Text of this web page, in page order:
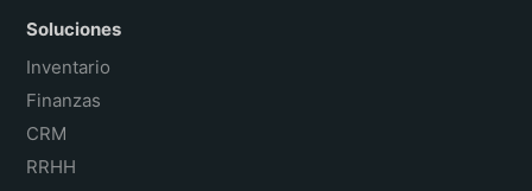
Soluciones
Inventario
Finanzas
CRM
RRHH